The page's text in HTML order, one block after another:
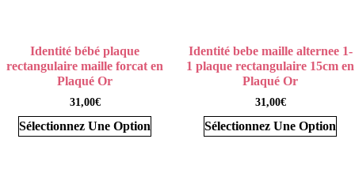
Identité bébé plaque
rectangulaire maille forcat en
Plaqué Or
31,00€
Sélectionnez Une Option
Identité bebe maille alternee 1-
1 plaque rectangulaire 15cm en
Plaqué Or
31,00€
Sélectionnez Une Option